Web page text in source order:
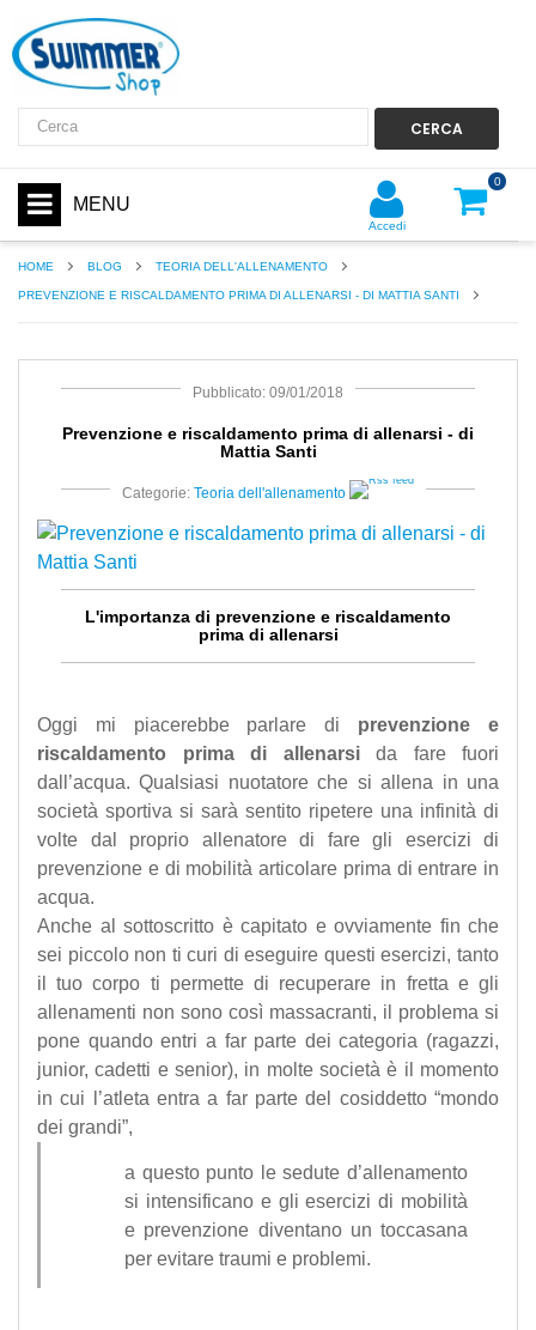
CERCA
MENU
0
Accedi
HOME BLOG TEORIA DELL'ALLENAMENTO
PREVENZIONE E RISCALDAMENTO PRIMA DI ALLENARSI - DI MATTIA SANTI
Pubblicato: 09/01/2018
Prevenzione e riscaldamento prima di allenarsi - di
Mattia Santi
Categorie: Teoria dell'allenamento
L'importanza di prevenzione e riscaldamento
prima di allenarsi
Oggi mi piacerebbe parlare di prevenzione e
riscaldamento prima di allenarsida fare fuori
dall’acqua. Qualsiasi nuotatore che si allena in una
società sportiva si sarà sentito ripetere una infinità di
volte dal proprio allenatore di fare gli esercizi di
prevenzione e di mobilità articolare prima di entrare in
acqua.
Anche al sottoscritto è capitato e ovviamente fin che
sei piccolo non ti curi di eseguire questi esercizi, tanto
il tuo corpo ti permette di recuperare in fretta e gli
allenamenti non sono così massacranti, il problema si
pone quando entri a far parte dei categoria (ragazzi,
junior, cadetti e senior), in molte società è il momento
in cui l’atleta entra a far parte del cosiddetto “mondo
dei grandi”,
a questo punto le sedute d’allenamento
si intensificano e gli esercizi di mobilità
e prevenzione diventano un toccasana
per evitare traumi e problemi.